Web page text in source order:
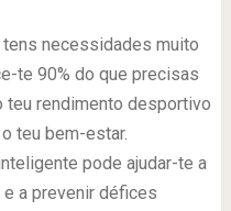
necessidades muito
te 90% do que precisas
teu rendimento desportivo
teu bem-estar.
pode ajudar-te a
a prevenir défices